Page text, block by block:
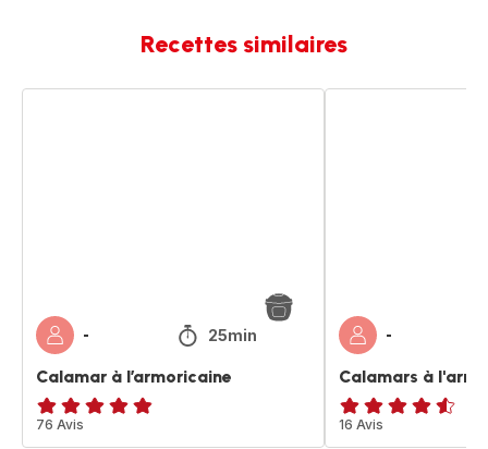
Recettes similaires
- 25min
Calamar à l’armoricaine
ratings.4.8
76 Avis
-
Calamars à
ratings.4.5
16 Avis